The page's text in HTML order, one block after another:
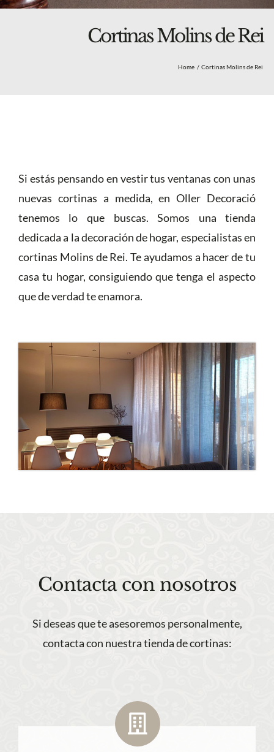
Cortinas Molins de Rei
Home Cortinas Molins de Rei
Si estás pensando en vestir tus ventanas con unas
nuevas cortinas a medida, en Oller Decoració
tenemos lo que buscas. Somos una tienda
dedicada a la decoración de hogar, especialistas en
cortinas Molins de Rei. Te ayudamos a hacer de tu
casa tu hogar, consiguiendo que tenga el aspecto
que de verdad te enamora.
Contacta con nosotros
Si deseas que te asesoremos personalmente,
contacta con nuestra tienda de cortinas: